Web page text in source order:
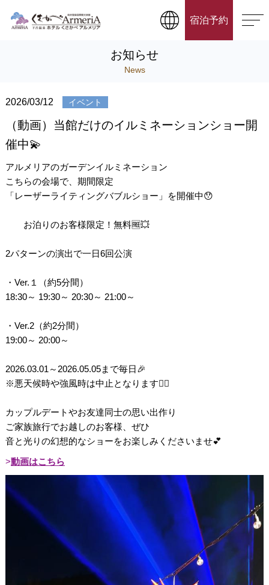
宿泊予約
お知らせ
News
2026/03/12 イベント
（動画）当館だけのイルミネーションショー開
催中💫
アルメリアのガーデンイルミネーション
こちらの会場で、期間限定
「レーザーライティングバブルショー」を開催中😯
お泊りのお客様限定！無料🆓💥
2パターンの演出で一日6回公演
・Ver.１（約5分間）
18:30～ 19:30～ 20:30～ 21:00～
・Ver.2（約2分間）
19:00～ 20:00～
2026.03.01～2026.05.05まで毎日🎉
※悪天候時や強風時は中止となります🙇‍♀️
カップルデートやお友達同士の思い出作り
ご家族旅行でお越しのお客様、ぜひ
音と光りの幻想的なショーをお楽しみくださいませ💕
動画はこちら